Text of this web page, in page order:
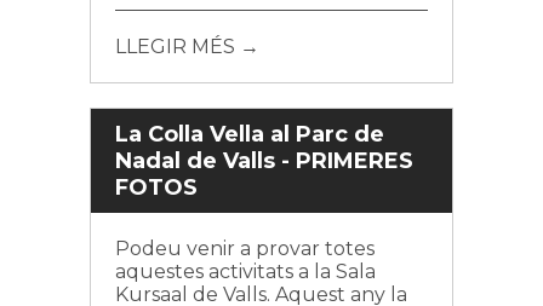
LLEGIR MÉS →
La Colla Vella al Parc de
Nadal de Valls - PRIMERES
FOTOS
Podeu venir a provar totes
aquestes activitats a la Sala
Kursaal de Valls. Aquest any la